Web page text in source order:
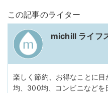
この記事のライター
michill ライフ
楽しく節約、お得なことに
均、300均、コンビニなどを